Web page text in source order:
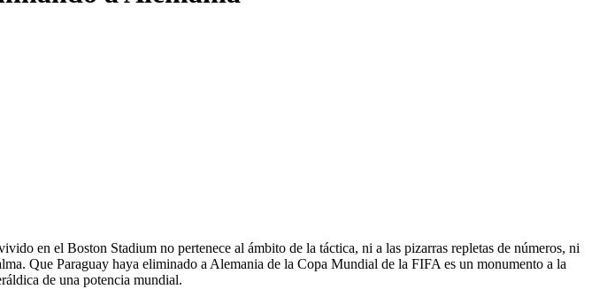
en el Boston Stadium no pertenece al ámbito de la táctica, ni a las pizarras repletas de números, ni
Que Paraguay haya eliminado a Alemania de la Copa Mundial de la FIFA es un monumento a la
de una potencia mundial.